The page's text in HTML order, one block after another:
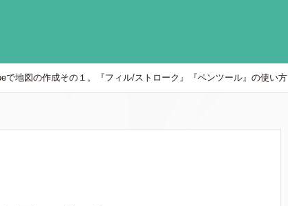
で地図の作成その１。『フィル/ストローク』『ペンツール』の使い方